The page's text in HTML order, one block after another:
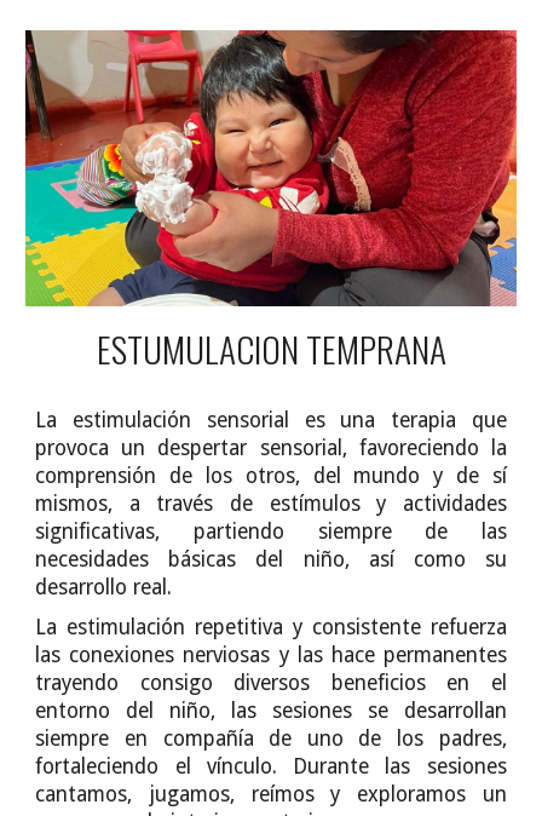
ESTUMULACION TEMPRANA
La estimulación sensorial es una terapia que
provoca un despertar sensorial, favoreciendo la
comprensión de los otros, del mundo y de sí
mismos, a través de estímulos y actividades
significativas, partiendo siempre de las
necesidades básicas del niño, así como su
desarrollo real.
La estimulación repetitiva y consistente refuerza
las conexiones nerviosas y las hace permanentes
trayendo consigo diversos beneficios en el
entorno del niño, las sesiones se desarrollan
siempre en compañía de uno de los padres,
fortaleciendo el vínculo. Durante las sesiones
cantamos, jugamos, reímos y exploramos un